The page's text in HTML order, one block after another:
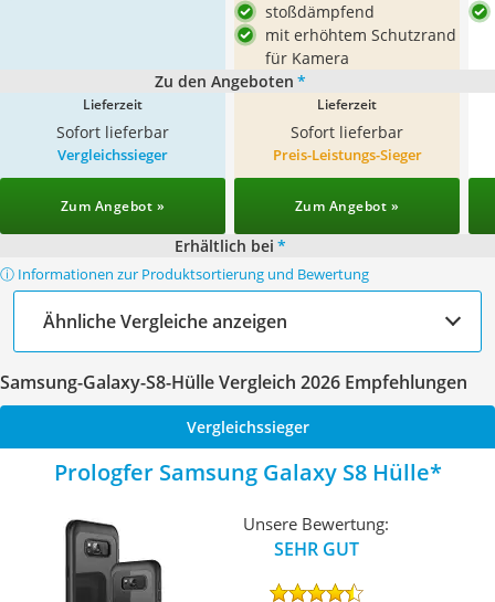
stoßdämpfend
mit erhöhtem Schutzrand
für Kamera
Zu den Angeboten *
Lieferzeit
Sofort lieferbar
Lieferzeit
Sofort lieferbar
Vergleichssieger
Zum Angebot »
Preis-Leistungs-Sieger
Zum Angebot »
Erhältlich bei *
ⓘ Informationen zur Produktsortierung und Bewertung
Ähnliche Vergleiche anzeigen
Samsung-Galaxy-S8-Hülle Vergleich 2026 Empfehlungen
Vergleichssieger
Prologfer Samsung Galaxy S8 Hülle
Unsere Bewertung:
SEHR GUT